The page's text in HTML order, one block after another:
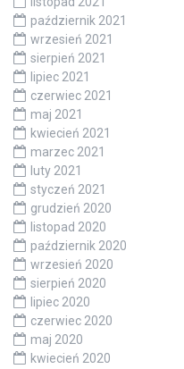
październik 2021
wrzesień 2021
sierpień 2021
lipiec 2021
czerwiec 2021
maj 2021
kwiecień 2021
marzec 2021
luty 2021
styczeń 2021
grudzień 2020
listopad 2020
październik 2020
wrzesień 2020
sierpień 2020
lipiec 2020
czerwiec 2020
maj 2020
kwiecień 2020